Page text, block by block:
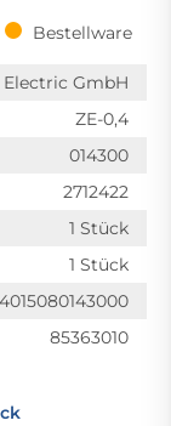
Bestellware
Electric GmbH
ZE-0,4
014300
2712422
1 Stück
1 Stück
4015080143000
85363010